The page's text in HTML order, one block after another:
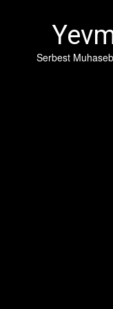
Serbest